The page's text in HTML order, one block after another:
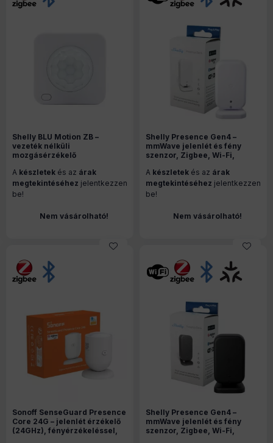
Shelly BLU Motion ZB –
vezeték nélküli
mozgásérzékelő
Zigbee, fehér (SBMO-103Z)
A készletek és az árak
megtekintéséhez jelentkezzen
be!
Nem vásárolható!
Shelly Presence Gen4 –
mmWave jelenlét és fény
szenzor, Zigbee, Wi-Fi,
A készletek és az árak
megtekintéséhez jelentkezzen
be!
Nem vásárolható!
Sonoff SenseGuard Presence
Core 24G – jelenlét érzékelő
(24GHz), fényérzékeléssel,
Shelly Presence Gen4 –
mmWave jelenlét és fény
szenzor, Zigbee, Wi-Fi,